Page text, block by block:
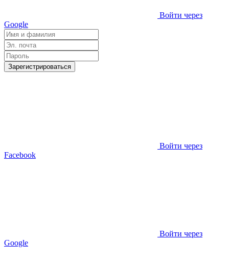
Войти через
Google
Зарегистрироваться
Войти через
Facebook
Войти через
Google